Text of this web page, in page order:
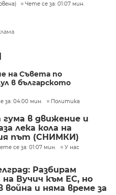
Чете се за: 01:07 мин.
на Съвета по
в българското
за: 04:00 мин. Политика
гума в движение и
лека кола на
път (СНИМКИ)
се за: 01:07 мин. У нас
Разбирам
Вучич към ЕС, но
война и няма време за